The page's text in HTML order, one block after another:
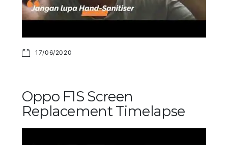
17/06/2020
Oppo F1S Screen
Replacement Timelapse